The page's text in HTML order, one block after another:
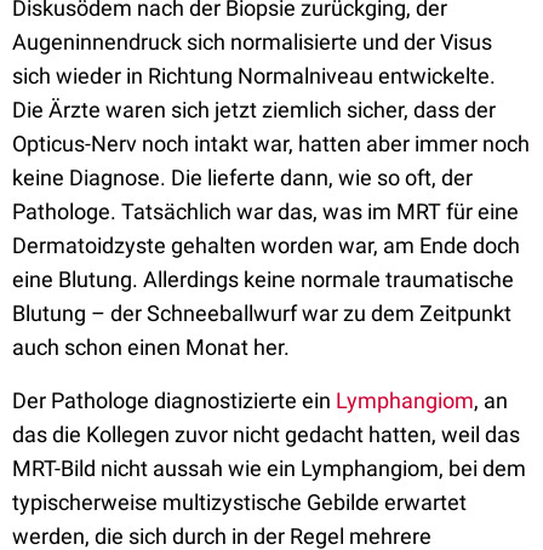
Diskusödem nach der Biopsie zurückging, der
Augeninnendruck sich normalisierte und der Visus
sich wieder in Richtung Normalniveau entwickelte.
Die Ärzte waren sich jetzt ziemlich sicher, dass der
Opticus-Nerv noch intakt war, hatten aber immer noch
keine Diagnose. Die lieferte dann, wie so oft, der
Pathologe. Tatsächlich war das, was im MRT für eine
Dermatoidzyste gehalten worden war, am Ende doch
eine Blutung. Allerdings keine normale traumatische
Blutung – der Schneeballwurf war zu dem Zeitpunkt
auch schon einen Monat her.
Der Pathologe diagnostizierte ein Lymphangiom, an
das die Kollegen zuvor nicht gedacht hatten, weil das
MRT-Bild nicht aussah wie ein Lymphangiom, bei dem
typischerweise multizystische Gebilde erwartet
werden, die sich durch in der Regel mehrere